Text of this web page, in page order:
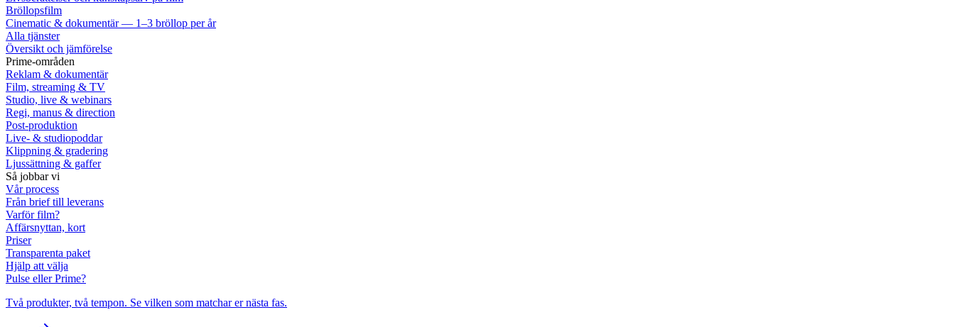
Bröllopsfilm
Cinematic & dokumentär — 1–3 bröllop per år
Alla tjänster
Översikt och jämförelse
Prime-områden
Reklam & dokumentär
Film, streaming & TV
Studio, live & webinars
Regi, manus & direction
Post-produktion
Live- & studiopoddar
Klippning & gradering
Ljussättning & gaffer
Så jobbar vi
Vår process
Från brief till leverans
Varför film?
Affärsnyttan, kort
Priser
Transparenta paket
Hjälp att välja
Pulse eller Prime?
Två produkter, två tempon. Se vilken som matchar er nästa fas.